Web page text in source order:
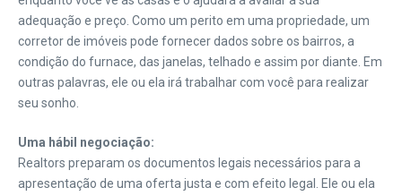
adequação e preço. Como um perito em uma propriedade, um
corretor de imóveis pode fornecer dados sobre os bairros, a
condição do furnace, das janelas, telhado e assim por diante. Em
outras palavras, ele ou ela irá trabalhar com você para realizar
seu sonho.
Uma hábil negociação:
Realtors preparam os documentos legais necessários para a
apresentação de uma oferta justa e com efeito legal. Ele ou ela